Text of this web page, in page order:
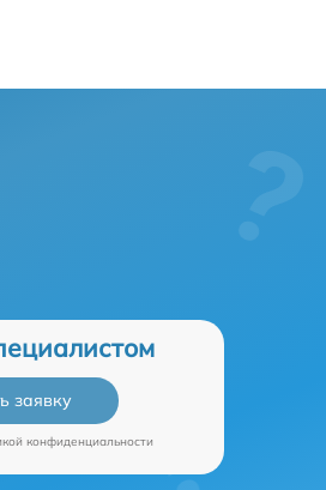
заявку
конфиденциальности